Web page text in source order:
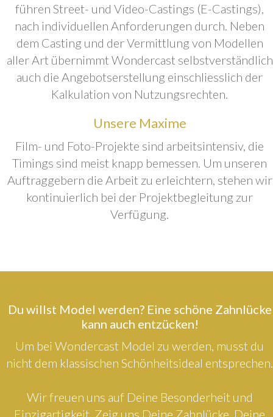
führen Street- und Video-Castings (E-Castings),
nach individuellen Anforderungen durch. Neben
dem Casting und der Vermittlung von Modellen
aller Art übernimmt Wondercast selbstverständlich
auch die Angebotserstellung einschliesslich der
Kalkulation von Nutzungsrechten.
Unsere Maxime
Film- und Foto-Projekte sind arbeitsintensiv, die
Timings sind meist knapp bemessen. Um unseren
Auftraggebern die Arbeit zu erleichtern, stehen wir
kontinuierlich bei der Projektbegleitung zur
Verfügung.
Du willst Model werden? Eine schöne Zahnlücke
kann auch entzücken!
Um bei Wondercast Model zu werden, musst du
nicht dem klassischen Schönheitsideal entsprechen.
Wir freuen uns auf Deine Besonderheit und
Einzigartigkeit. Zeig uns Deine Zahnlücke, Deine